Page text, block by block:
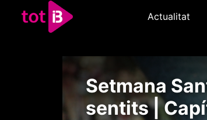
Actualitat
Setmana
sentits |